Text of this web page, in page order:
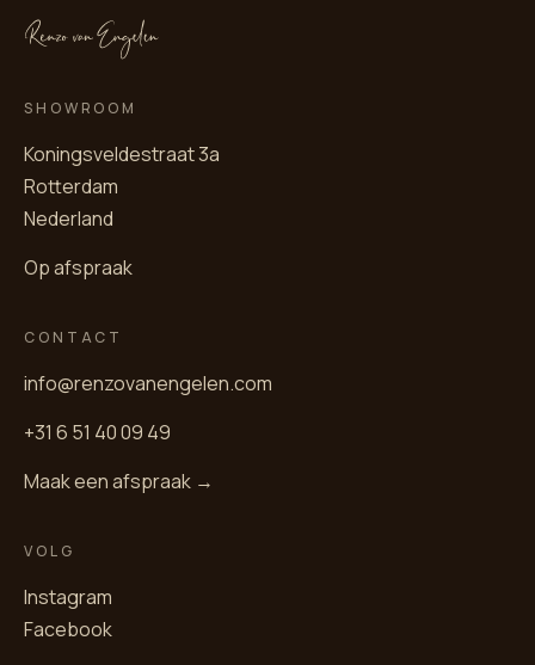
SHOWROOM
Koningsveldestraat 3a
Rotterdam
Nederland
Op afspraak
CONTACT
info@renzovanengelen.com
+31 6 51 40 09 49
Maak een afspraak →
VOLG
Instagram
Facebook